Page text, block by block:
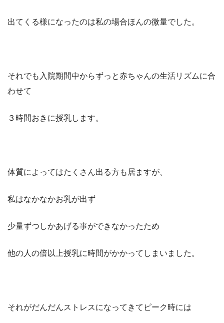
出てくる様になったのは私の場合ほんの微量でした。
それでも入院期間中からずっと赤ちゃんの生活リズムに合
わせて
３時間おきに授乳します。
体質によってはたくさん出る方も居ますが、
私はなかなかお乳が出ず
少量ずつしかあげる事ができなかったため
他の人の倍以上授乳に時間がかかってしまいました。
それがだんだんストレスになってきてピーク時には